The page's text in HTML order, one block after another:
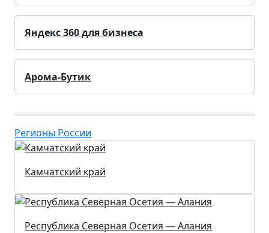
Яндекс 360 для бизнеса
Арома-Бутик
Регионы России
Камчатский край
Республика Северная Осетия — Алания